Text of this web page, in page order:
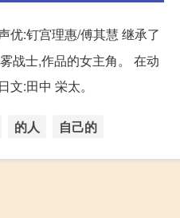
优:钉宫理惠/傅其慧 继承了
战士,作品的女主角。 在动
:田中 栄太。
的人 自己的